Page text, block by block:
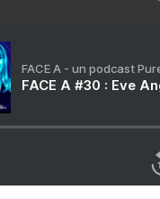
FACE A - un podcast
FACE A #30 : Eve